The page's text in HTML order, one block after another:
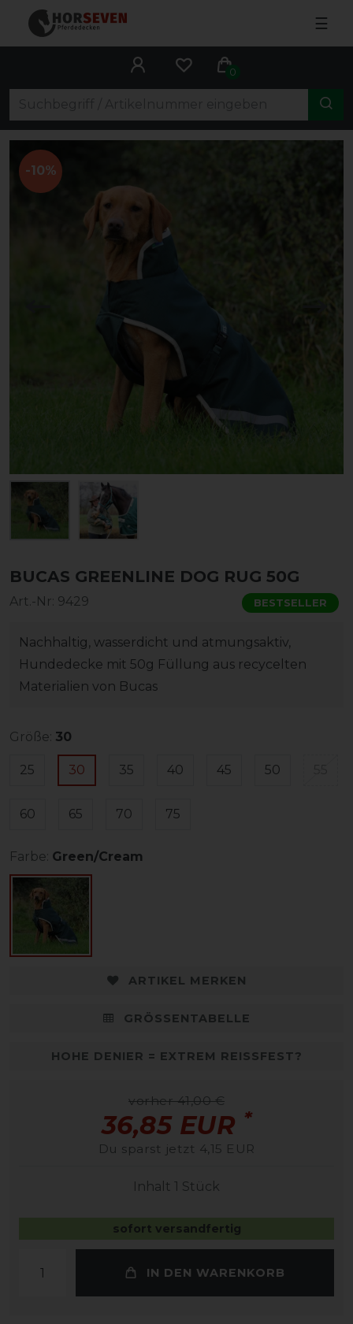
☰
0
-10%
BUCAS GREENLINE DOG RUG 50G
Art.-Nr: 9429 BESTSELLER
Nachhaltig, wasserdicht und atmungsaktiv,
Hundedecke mit 50g Füllung aus recycelten
Materialien von Bucas
Größe: 30
25 30 35 40 45 50
60 65 70 75
Farbe: Green/Cream
ARTIKEL MERKEN
GRÖSSENTABELLE
HOHE DENIER = EXTREM REISSFEST?
vorher 41,00 €
36,85 EUR *
Du sparst jetzt 4,15 EUR
Inhalt 1 Stück
sofort versandfertig
IN DEN WARENKORB